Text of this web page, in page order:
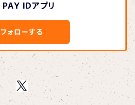
PAY IDアプリ
フォローする